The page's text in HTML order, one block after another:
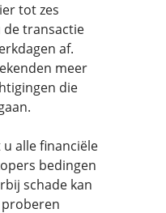
tot zes
transactie
af.
meer
die
alle financiële
bedingen
schade kan